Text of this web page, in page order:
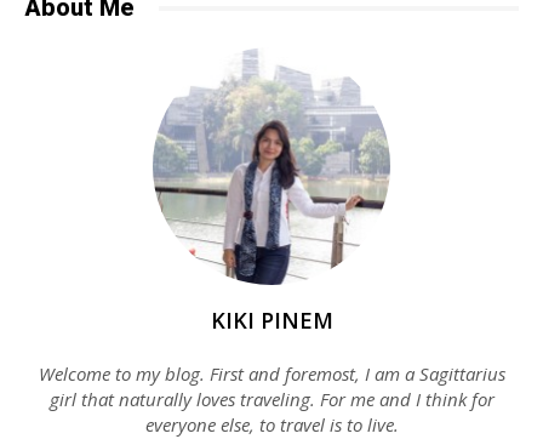
About Me
KIKI PINEM
Welcome to my blog. First and foremost, I am a Sagittarius
girl that naturally loves traveling. For me and I think for
everyone else, to travel is to live.